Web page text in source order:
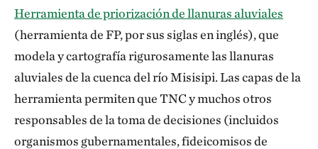
Herramienta de priorización de llanuras aluviales
(herramienta de FP, por sus siglas en inglés), que
modela y cartografía rigurosamente las llanuras
aluviales de la cuenca del río Misisipi. Las capas de la
herramienta permiten que TNC y muchos otros
responsables de la toma de decisiones (incluidos
organismos gubernamentales, fideicomisos de